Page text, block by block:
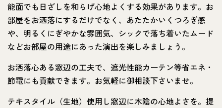
能面でも日ざしを和らげ心地よくする効果があります。お
部屋をお洒落にするだけでなく、あたたかいくつろぎ感
や、明るくにぎやかな雰囲気、シックで落ち着いたムード
などお部屋の用途にあった演出を楽しみましょう。
お洒落心ある窓辺の工夫で、遮光性能カーテン等省エネ・
節電にも貢献できます。お気軽に御相談下さいませ。
テキスタイル（生地）使用し窓辺に木陰の心地よさを。提